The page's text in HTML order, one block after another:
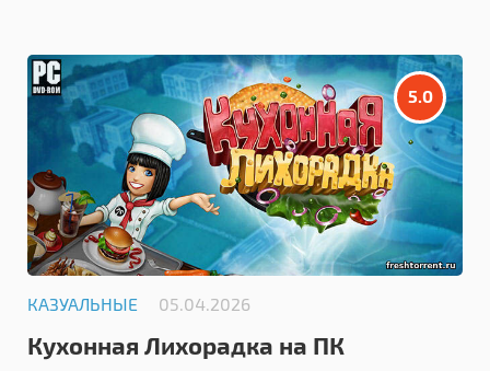
5.0
КАЗУАЛЬНЫЕ 05.04.2026
Кухонная Лихорадка на ПК